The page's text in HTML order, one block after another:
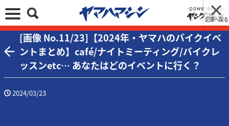
記事へ戻る
[画像 No.11/23]【2024年・ヤマハのバイクイベ
ントまとめ】café/ナイトミーティング/バイクレ
ッスンetc… あなたはどのイベントに行く？
2024/03/23